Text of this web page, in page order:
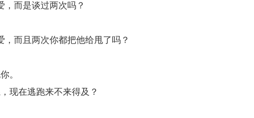
而是谈过两次吗？
而且两次你都把他给甩了吗？
。
现在逃跑来不来得及？